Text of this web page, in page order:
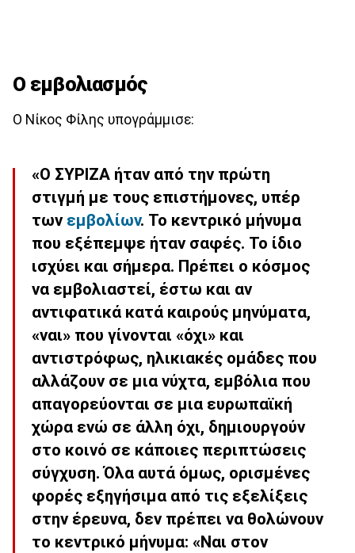
Ο εμβολιασμός
Ο Νίκος Φίλης υπογράμμισε:
«Ο ΣΥΡΙΖΑ ήταν από την πρώτη
στιγμή με τους επιστήμονες, υπέρ
των εμβολίων. Το κεντρικό μήνυμα
που εξέπεμψε ήταν σαφές. Το ίδιο
ισχύει και σήμερα. Πρέπει ο κόσμος
να εμβολιαστεί, έστω και αν
αντιφατικά κατά καιρούς μηνύματα,
«ναι» που γίνονται «όχι» και
αντιστρόφως, ηλικιακές ομάδες που
αλλάζουν σε μια νύχτα, εμβόλια που
απαγορεύονται σε μια ευρωπαϊκή
χώρα ενώ σε άλλη όχι, δημιουργούν
στο κοινό σε κάποιες περιπτώσεις
σύγχυση. Όλα αυτά όμως, ορισμένες
φορές εξηγήσιμα από τις εξελίξεις
στην έρευνα, δεν πρέπει να θολώνουν
το κεντρικό μήνυμα: «Ναι στον